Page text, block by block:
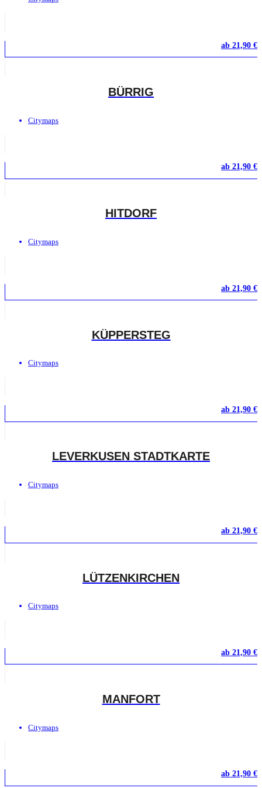
ab 21,90 €
BÜRRIG
Citymaps
ab 21,90 €
HITDORF
Citymaps
ab 21,90 €
KÜPPERSTEG
Citymaps
ab 21,90 €
LEVERKUSEN STADTKARTE
Citymaps
ab 21,90 €
LÜTZENKIRCHEN
Citymaps
ab 21,90 €
MANFORT
Citymaps
ab 21,90 €